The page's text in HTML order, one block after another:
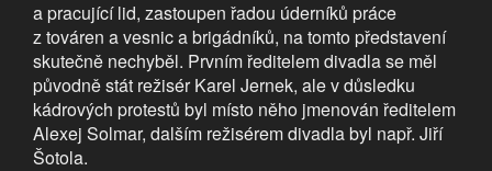
a pracující lid, zastoupen řadou úderníků práce
z továren a vesnic a brigádníků, na tomto představení
skutečně nechyběl. Prvním ředitelem divadla se měl
původně stát režisér Karel Jernek, ale v důsledku
kádrových protestů byl místo něho jmenován ředitelem
Alexej Solmar, dalším režisérem divadla byl např. Jiří
Šotola.